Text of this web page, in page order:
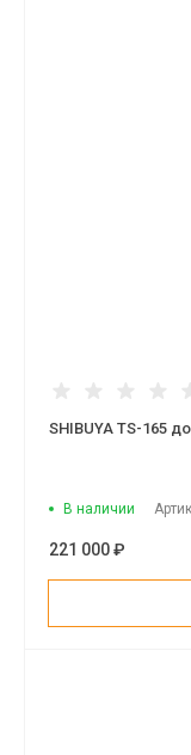
SHIBUYA TS-165
В наличии
221 000 ₽